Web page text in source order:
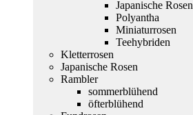
Japanische Rosen
Polyantha
Miniaturrosen
Teehybriden
Kletterrosen
Japanische Rosen
Rambler
sommerblühend
öfterblühend